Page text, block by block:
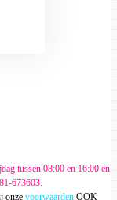
tussen 08:00 en 16:00 en
673603.
onze voorwaarden OOK